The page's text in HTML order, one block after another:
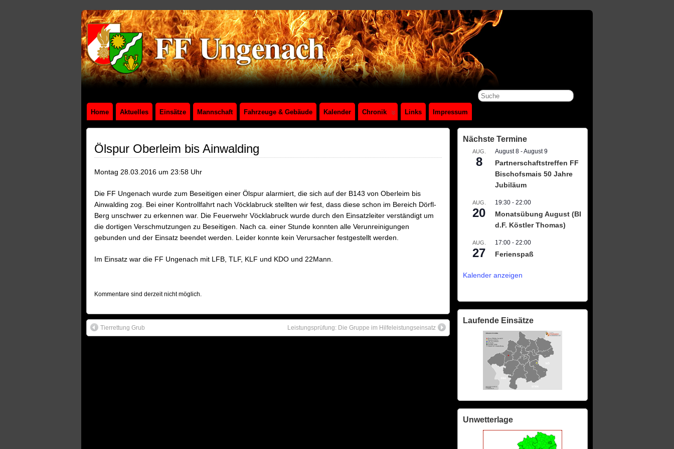
Home Aktuelles Einsätze Mannschaft Fahrzeuge & Gebäude Kalender Chronik Links Impressum
Ölspur Oberleim bis Ainwalding
Montag 28.03.2016 um 23:58 Uhr
Die FF Ungenach wurde zum Beseitigen einer Ölspur alarmiert, die sich auf der B143 von Oberleim bis
Ainwalding zog. Bei einer Kontrollfahrt nach Vöcklabruck stellten wir fest, dass diese schon im Bereich Dörfl-
Berg unschwer zu erkennen war. Die Feuerwehr Vöcklabruck wurde durch den Einsatzleiter verständigt um
die dortigen Verschmutzungen zu Beseitigen. Nach ca. einer Stunde konnten alle Verunreinigungen
gebunden und der Einsatz beendet werden. Leider konnte kein Verursacher festgestellt werden.
Im Einsatz war die FF Ungenach mit LFB, TLF, KLF und KDO und 22Mann.
Kommentare sind derzeit nicht möglich.
Tierrettung Grub Leistungsprüfung: Die Gruppe im Hilfeleistungseinsatz
Nächste Termine
AUG.
8
August 8 -August 9
Partnerschaftstreffen FF
Bischofsmais 50 Jahre
Jubiläum
AUG.
20
19:30 - 22:00
Monatsübung August (BI
d.F. Köstler Thomas)
AUG.
27
17:00 - 22:00
Ferienspaß
Kalender anzeigen
Laufende Einsätze
Unwetterlage